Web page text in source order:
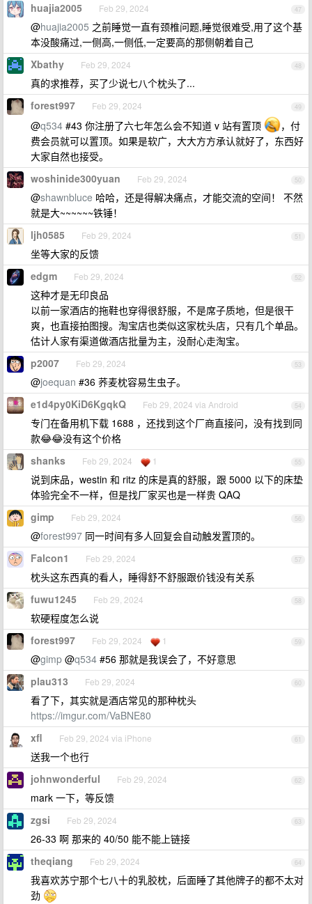
47
huajia2005 Feb 29, 2024
@huajia2005 之前睡觉一直有颈椎问题,睡觉很难受,用了这个基
本没酸痛过,一侧高,一侧低,一定要高的那侧朝着自己
48
Xbathy Feb 29, 2024
真的求推荐，买了少说七八个枕头了...
49
forest997 Feb 29, 2024
@q534 #43 你注册了六七年怎么会不知道 v 站有置顶
，付
费会员就可以置顶。如果是软广，大大方方承认就好了，东西好
大家自然也接受。
50
woshinide300yuan Feb 29, 2024
@shawnbluce 哈哈，还是得解决痛点，才能交流的空间！ 不然
就是大~~~~~~铁锤！
51
ljh0585 Feb 29, 2024
坐等大家的反馈
52
edgm Feb 29, 2024
这种才是无印良品
以前一家酒店的拖鞋也穿得很舒服，不是席子质地，但是很干
爽，也直接拍图搜。淘宝店也类似这家枕头店，只有几个单品。
估计人家有渠道做酒店批量为主，没耐心走淘宝。
53
p2007 Feb 29, 2024
@joequan #36 荞麦枕容易生虫子。
54
e1d4py0KiD6KgqkQ Feb 29, 2024 via Android
专门在备用机下载 1688 ，还找到这个厂商直接问，没有找到同
款😂😂没有这个价格
55
shanks Feb 29, 2024 1
说到床品，westin 和 ritz 的床是真的舒服，跟 5000 以下的床垫
体验完全不一样，但是找厂家买也是一样贵 QAQ
56
gimp Feb 29, 2024
@forest997 同一时间有多人回复会自动触发置顶的。
57
Falcon1 Feb 29, 2024
枕头这东西真的看人，睡得舒不舒服跟价钱没有关系
58
fuwu1245 Feb 29, 2024
软硬程度怎么说
59
forest997 Feb 29, 2024 1
@gimp @q534 #56 那就是我误会了，不好意思
60
plau313 Feb 29, 2024
看了下，其实就是酒店常见的那种枕头
https://imgur.com/VaBNE80
61
xfl Feb 29, 2024 via iPhone
送我一个也行
62
johnwonderful Feb 29, 2024
mark 一下，等反馈
63
zgsi Feb 29, 2024
26-33 啊 那来的 40/50 能不能上链接
64
theqiang Feb 29, 2024
我喜欢苏宁那个七八十的乳胶枕，后面睡了其他牌子的都不太对
劲